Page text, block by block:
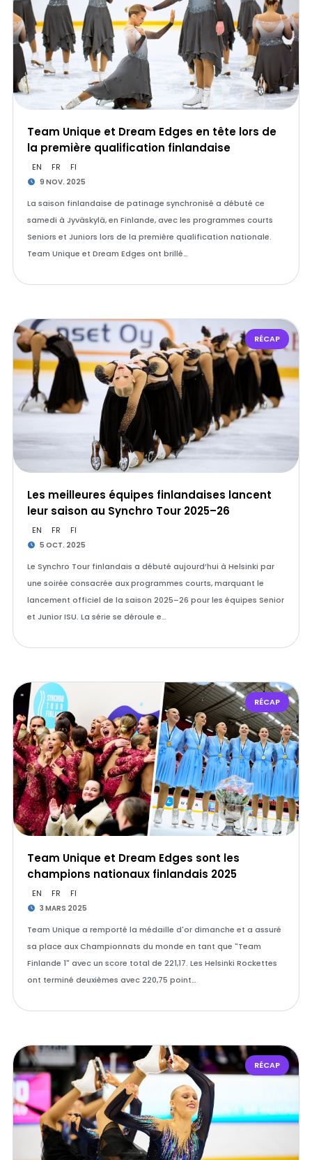
Team Unique et Dream Edges en tête lors de
la première qualification finlandaise
EN FR FI
9 NOV. 2025
La saison finlandaise de patinage synchronisé a débuté ce
samedi à Jyväskylä, en Finlande, avec les programmes courts
Seniors et Juniors lors de la première qualification nationale.
Team Unique et Dream Edges ont brillé…
RÉCAP
Les meilleures équipes finlandaises lancent
leur saison au Synchro Tour 2025–26
EN FR FI
5 OCT. 2025
Le Synchro Tour finlandais a débuté aujourd’hui à Helsinki par
une soirée consacrée aux programmes courts, marquant le
lancement officiel de la saison 2025–26 pour les équipes Senior
et Junior ISU. La série se déroule e…
RÉCAP
Team Unique et Dream Edges sont les
champions nationaux finlandais 2025
EN FR FI
3 MARS 2025
Team Unique a remporté la médaille d'or dimanche et a assuré
sa place aux Championnats du monde en tant que "Team
Finlande 1" avec un score total de 221,17. Les Helsinki Rockettes
ont terminé deuxièmes avec 220,75 point…
RÉCAP